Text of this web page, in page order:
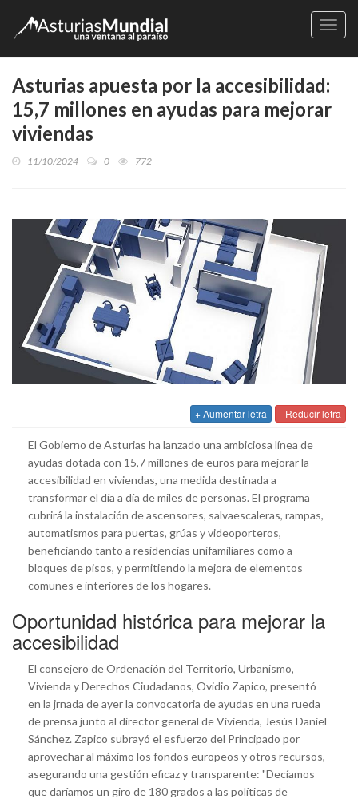
Asturias apuesta por la accesibilidad:
15,7 millones en ayudas para mejorar
viviendas
11/10/2024 0 772
+ Aumentar letra - Reducir letra
El Gobierno de Asturias ha lanzado una ambiciosa línea de
ayudas dotada con 15,7 millones de euros para mejorar la
accesibilidad en viviendas, una medida destinada a
transformar el día a día de miles de personas. El programa
cubrirá la instalación de ascensores, salvaescaleras, rampas,
automatismos para puertas, grúas y videoporteros,
beneficiando tanto a residencias unifamiliares como a
bloques de pisos, y permitiendo la mejora de elementos
comunes e interiores de los hogares.
Oportunidad histórica para mejorar la
accesibilidad
El consejero de Ordenación del Territorio, Urbanismo,
Vivienda y Derechos Ciudadanos, Ovidio Zapico, presentó
en la jrnada de ayer la convocatoria de ayudas en una rueda
de prensa junto al director general de Vivienda, Jesús Daniel
Sánchez. Zapico subrayó el esfuerzo del Principado por
aprovechar al máximo los fondos europeos y otros recursos,
asegurando una gestión eficaz y transparente: "Decíamos
que daríamos un giro de 180 grados a las políticas de